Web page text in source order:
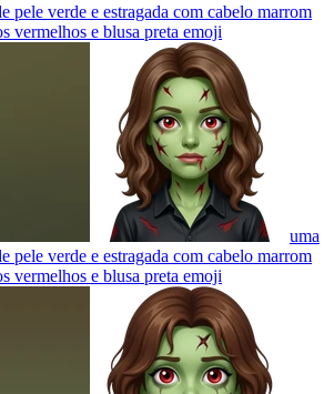
pele verde e estragada com cabelo marrom
vermelhos e blusa preta emoji
uma
pele verde e estragada com cabelo marrom
vermelhos e blusa preta emoji